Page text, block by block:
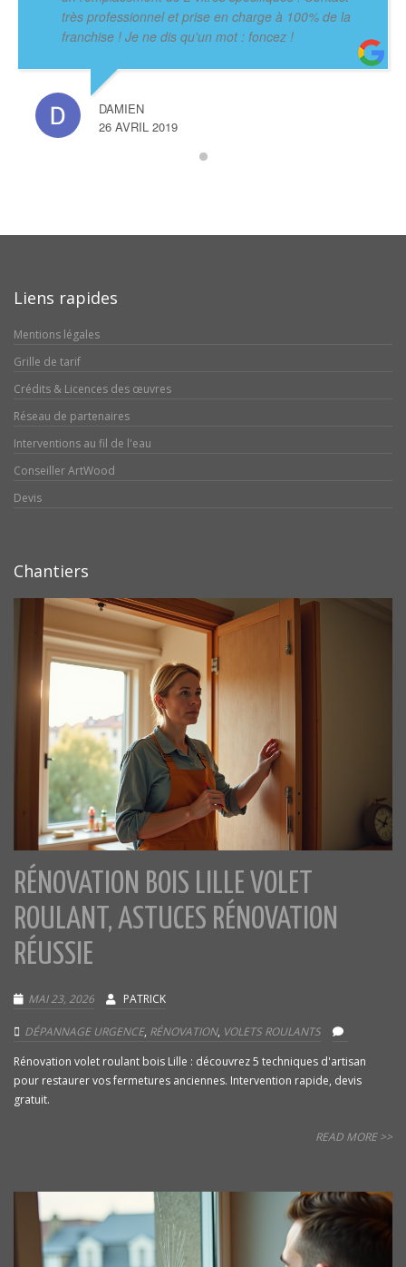
très professionnel et prise en charge à 100% de la
franchise ! Je ne dis qu'un mot : foncez !
DAMIEN
26 AVRIL 2019
Liens rapides
Mentions légales
Grille de tarif
Crédits & Licences des œuvres
Réseau de partenaires
Interventions au fil de l'eau
Conseiller ArtWood
Devis
Chantiers
RÉNOVATION BOIS LILLE VOLET
ROULANT, ASTUCES RÉNOVATION
RÉUSSIE
MAI 23, 2026 PATRICK
DÉPANNAGE URGENCE, RÉNOVATION, VOLETS ROULANTS
Rénovation volet roulant bois Lille : découvrez 5 techniques d'artisan
pour restaurer vos fermetures anciennes. Intervention rapide, devis
gratuit.
READ MORE >>